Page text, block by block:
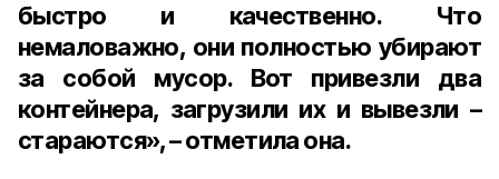
быстро и качественно. Что
немаловажно, они полностью убирают
за собой мусор. Вот привезли два
контейнера, загрузили их и вывезли –
стараются», – отметила она.